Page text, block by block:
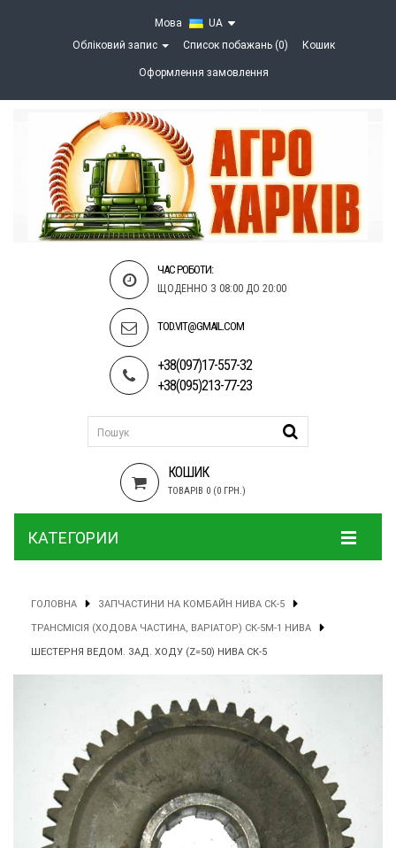
Мова
UA
Обліковий запис
Список побажань (0) Кошик
Оформлення замовлення
ЧАС РОБОТИ:
ЩОДЕННО З 08:00 ДО 20:00
TOD.VIT@GMAIL.COM
+38(097)17-557-32
+38(095)213-77-23
КОШИК
ТОВАРІВ 0 (0 ГРН.)
КАТЕГОРИИ
ГОЛОВНА ЗАПЧАСТИНИ НА КОМБАЙН НИВА СК-5
ТРАНСМІСІЯ (ХОДОВА ЧАСТИНА, ВАРІАТОР) СК-5М-1 НИВА
ШЕСТЕРНЯ ВЕДОМ. ЗАД. ХОДУ (Z=50) НИВА СК-5